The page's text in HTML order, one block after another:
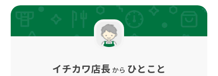
イチカワ店長 から ひとこと